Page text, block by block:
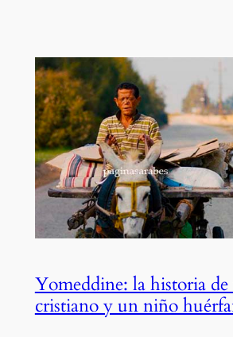
Yomeddine: la historia
cristiano y un niño